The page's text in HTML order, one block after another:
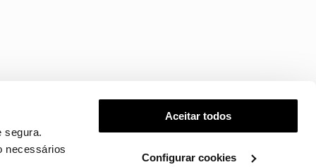
segura.
necessários
Aceitar todos
Configurar cookies